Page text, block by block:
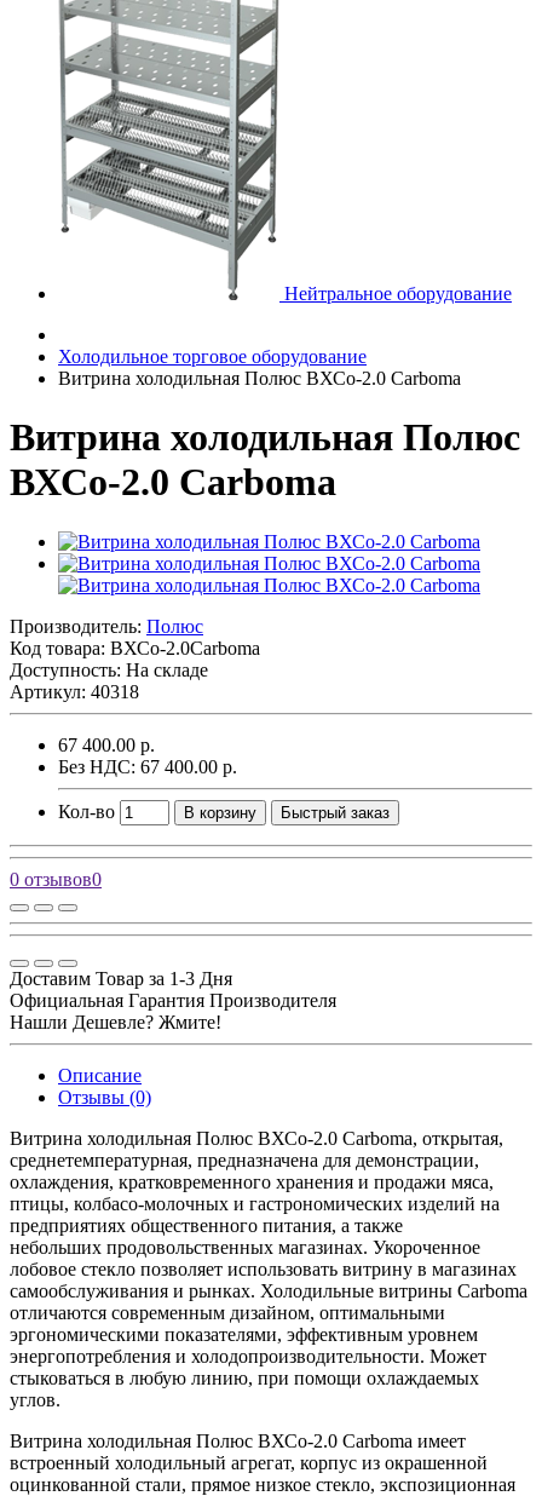
Нейтральное оборудование
Холодильное торговое оборудование
Витрина холодильная Полюс ВХСо-2.0 Carboma
Витрина холодильная Полюс
ВХСо-2.0 Carboma
Производитель: Полюс
Код товара: ВХСо-2.0Carboma
Доступность: На складе
Артикул: 40318
67 400.00 р.
Без НДС: 67 400.00 р.
Кол-во В корзину Быстрый заказ
0 отзывов0
Доставим Товар за 1-3 Дня
Официальная Гарантия Производителя
Нашли Дешевле? Жмите!
Описание
Отзывы (0)
Витрина холодильная Полюс ВХСо-2.0 Carboma, открытая,
среднетемпературная, предназначена для демонстрации,
охлаждения, кратковременного хранения и продажи мяса,
птицы, колбасо-молочных и гастрономических изделий на
предприятиях общественного питания, а также
небольших продовольственных магазинах. Укороченное
лобовое стекло позволяет использовать витрину в магазинах
самообслуживания и рынках. Холодильные витрины Carboma
отличаются современным дизайном, оптимальными
эргономическими показателями, эффективным уровнем
энергопотребления и холодопроизводительности. Может
стыковаться в любую линию, при помощи охлаждаемых
углов.
Витрина холодильная Полюс ВХСо-2.0 Carboma имеет
встроенный холодильный агрегат, корпус из окрашенной
оцинкованной стали, прямое низкое стекло, экспозиционная